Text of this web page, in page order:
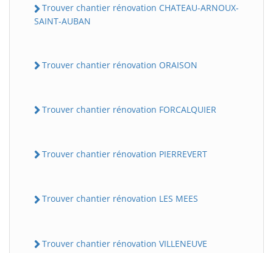
Trouver chantier rénovation CHATEAU-ARNOUX-
SAINT-AUBAN
Trouver chantier rénovation ORAISON
Trouver chantier rénovation FORCALQUIER
Trouver chantier rénovation PIERREVERT
Trouver chantier rénovation LES MEES
Trouver chantier rénovation VILLENEUVE